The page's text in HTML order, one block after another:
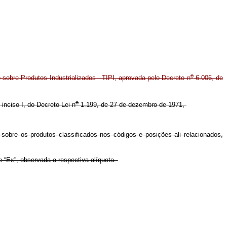
Produtos Industrializados - TIPI, aprovada pelo Decreto no6.006, de
inciso I, do Decreto-Lei no1.199, de 27 de dezembro de 1971,
os produtos classificados nos códigos e posições ali relacionados,
observada a respectiva alíquota.